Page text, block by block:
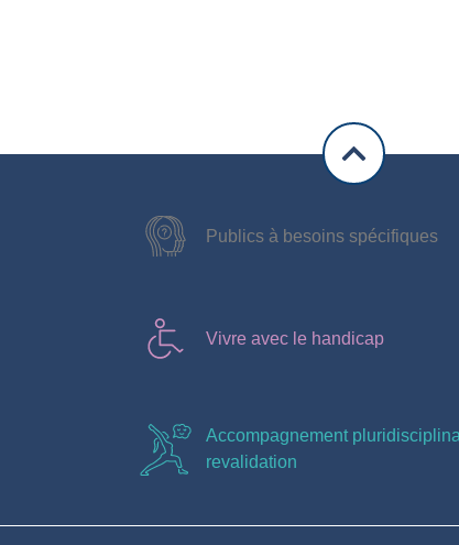
Publics à besoins spécifiques
Vivre avec le handicap
Accompagnement
revalidation